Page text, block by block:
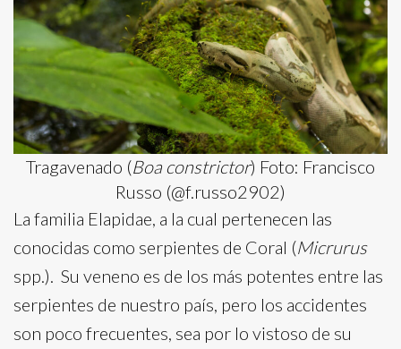
Tragavenado (Boa constrictor) Foto: Francisco
Russo (@f.russo2902)
La familia Elapidae, a la cual pertenecen las
conocidas como serpientes de Coral (Micrurus
spp.). Su veneno es de los más potentes entre las
serpientes de nuestro país, pero los accidentes
son poco frecuentes, sea por lo vistoso de su